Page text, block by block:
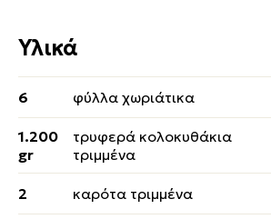
Υλικά
6 φύλλα χωριάτικα
1.200
gr
τρυφερά κολοκυθάκια
τριμμένα
2 καρότα τριμμένα